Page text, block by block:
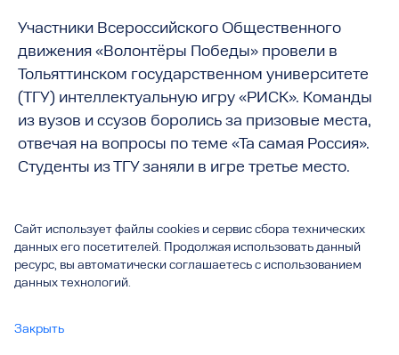
Участники Всероссийского Общественного
движения «Волонтёры Победы» провели в
Тольяттинском государственном университете
(ТГУ) интеллектуальную игру «РИСК». Команды
из вузов и ссузов боролись за призовые места,
отвечая на вопросы по теме «Та самая Россия».
Студенты из ТГУ заняли в игре третье место.
Сайт использует файлы cookies и сервис сбора технических
данных его посетителей. Продолжая использовать данный
ресурс, вы автоматически соглашаетесь с использованием
данных технологий.
Закрыть